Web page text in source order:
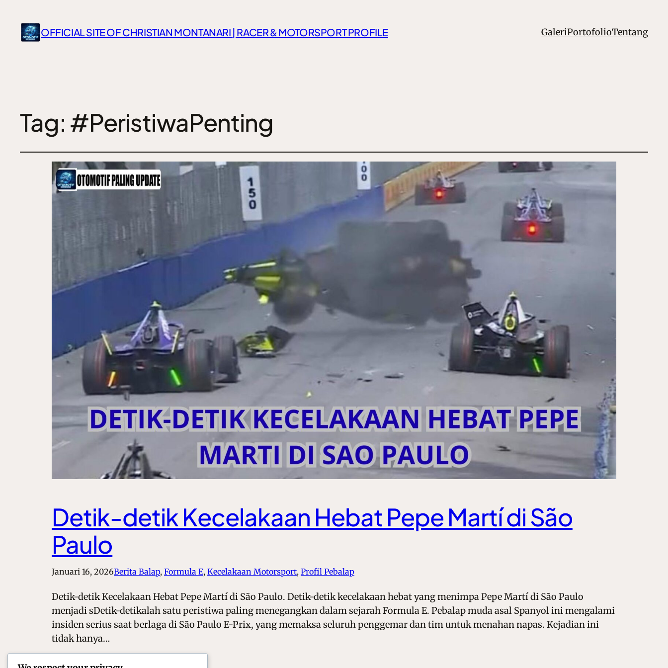
OFFICIAL SITE OF CHRISTIAN MONTANARI | RACER & MOTORSPORT PROFILE GaleriPortofolioTentang
Tag: #PeristiwaPenting
Detik-detik Kecelakaan Hebat Pepe Martí di São
Paulo
Januari 16, 2026Berita Balap, Formula E, Kecelakaan Motorsport, Profil Pebalap
Detik-detik Kecelakaan Hebat Pepe Martí di São Paulo. Detik-detik kecelakaan hebat yang menimpa Pepe Martí di São Paulo
menjadi sDetik-detikalah satu peristiwa paling menegangkan dalam sejarah Formula E. Pebalap muda asal Spanyol ini mengalami
insiden serius saat berlaga di São Paulo E-Prix, yang memaksa seluruh penggemar dan tim untuk menahan napas. Kejadian ini
tidak hanya…